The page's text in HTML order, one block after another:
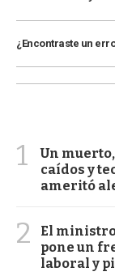
¿Encontraste un
1
Un
caídos y
ameritó
2
El
pone un
laboral y